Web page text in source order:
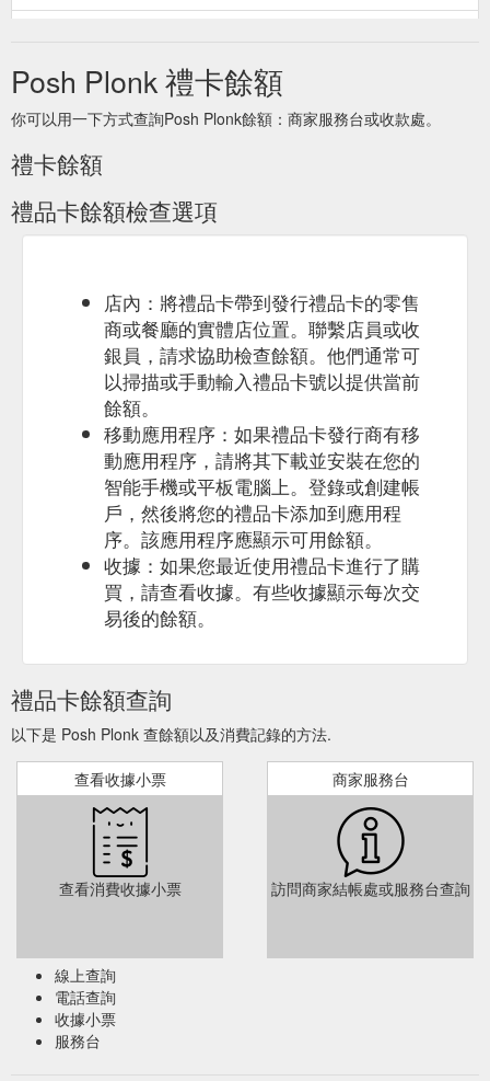
what to give them? Give them the gift of choice with a Posh
Plonk Gift Voucher. Your lucky recipient can redeem their
voucher @ Posh Plonk on Main or in our online store…. Posh
Gift Cards.
Posh Plonk 禮卡餘額
你可以用一下方式查詢Posh Plonk餘額：商家服務台或收款處。
禮卡餘額
禮品卡餘額檢查選項
店內：將禮品卡帶到發行禮品卡的零售
商或餐廳的實體店位置。聯繫店員或收
銀員，請求協助檢查餘額。他們通常可
以掃描或手動輸入禮品卡號以提供當前
餘額。
移動應用程序：如果禮品卡發行商有移
動應用程序，請將其下載並安裝在您的
智能手機或平板電腦上。登錄或創建帳
戶，然後將您的禮品卡添加到應用程
序。該應用程序應顯示可用餘額。
收據：如果您最近使用禮品卡進行了購
買，請查看收據。有些收據顯示每次交
易後的餘額。
禮品卡餘額查詢
以下是 Posh Plonk 查餘額以及消費記錄的方法.
查看收據小票
查看消費收據小票
商家服務台
訪問商家結帳處或服務台查詢
線上查詢
電話查詢
收據小票
服務台